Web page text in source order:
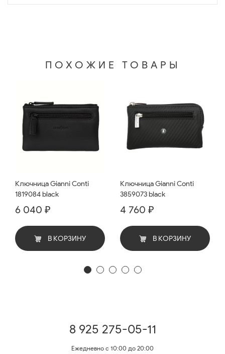
ПОХОЖИЕ ТОВАРЫ
Ключница Gianni Conti
1819084 black
6 040 ₽
В КОРЗИНУ
Ключница Gianni Conti
3859073 black
4 760 ₽
В КОРЗИНУ
8 925 275-05-11
Ежедневно с 10:00 до 20:00